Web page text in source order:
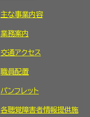
主な事業内容
業務案内
交通アクセス
職員配置
パンフレット
各聴覚障害者情報提供施